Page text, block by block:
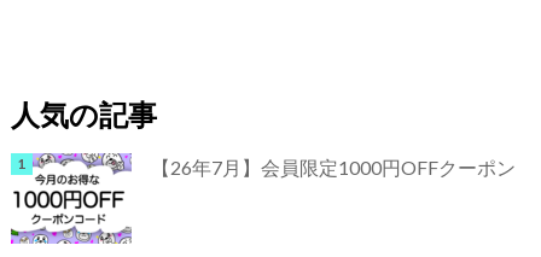
人気の記事
【26年7月】会員限定1000円OFFクーポン